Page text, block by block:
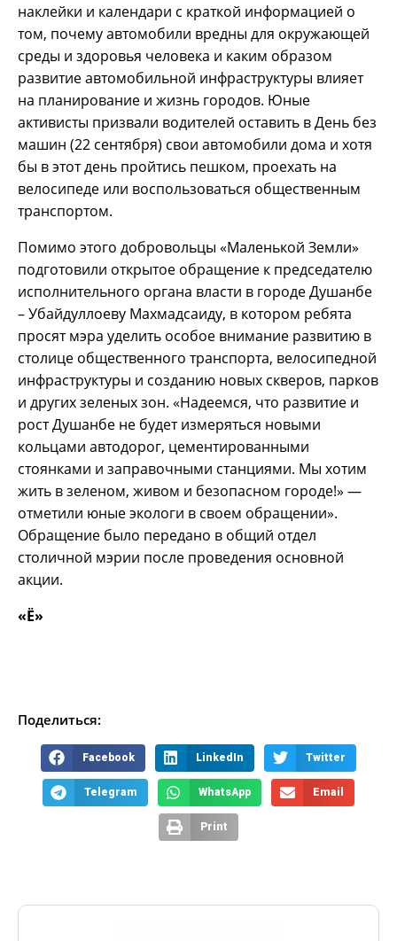
наклейки и календари с краткой информацией о
том, почему автомобили вредны для окружающей
среды и здоровья человека и каким образом
развитие автомобильной инфраструктуры влияет
на планирование и жизнь городов. Юные
активисты призвали водителей оставить в День без
машин (22 сентября) свои автомобили дома и хотя
бы в этот день пройтись пешком, проехать на
велосипеде или воспользоваться общественным
транспортом.
Помимо этого добровольцы «Маленькой Земли»
подготовили открытое обращение к председателю
исполнительного органа власти в городе Душанбе
– Убайдуллоеву Махмадсаиду, в котором ребята
просят мэра уделить особое внимание развитию в
столице общественного транспорта, велосипедной
инфраструктуры и созданию новых скверов, парков
и других зеленых зон. «Надеемся, что развитие и
рост Душанбе не будет измеряться новыми
кольцами автодорог, цементированными
стоянками и заправочными станциями. Мы хотим
жить в зеленом, живом и безопасном городе!» —
отметили юные экологи в своем обращении».
Обращение было передано в общий отдел
столичной мэрии после проведения основной
акции.
«Ё»
Поделиться:
Facebook LinkedIn Twitter
Telegram WhatsApp Email
Print